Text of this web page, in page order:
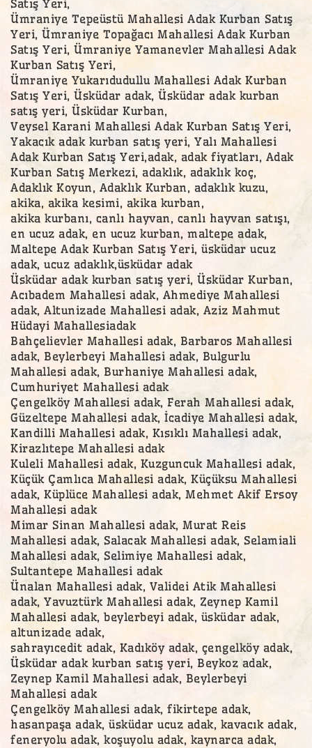
Satış Yeri,
Ümraniye Tepeüstü Mahallesi Adak Kurban Satış
Yeri, Ümraniye Topağacı Mahallesi Adak Kurban
Satış Yeri, Ümraniye Yamanevler Mahallesi Adak
Kurban Satış Yeri,
Ümraniye Yukarıdudullu Mahallesi Adak Kurban
Satış Yeri, Üsküdar adak, Üsküdar adak kurban
satış yeri, Üsküdar Kurban,
Veysel Karani Mahallesi Adak Kurban Satış Yeri,
Yakacık adak kurban satış yeri, Yalı Mahallesi
Adak Kurban Satış Yeri,adak, adak fiyatları, Adak
Kurban Satış Merkezi, adaklık, adaklık koç,
Adaklık Koyun, Adaklık Kurban, adaklık kuzu,
akika, akika kesimi, akika kurban,
akika kurbanı, canlı hayvan, canlı hayvan satışı,
en ucuz adak, en ucuz kurban, maltepe adak,
Maltepe Adak Kurban Satış Yeri, üsküdar ucuz
adak, ucuz adaklık,üsküdar adak
Üsküdar adak kurban satış yeri, Üsküdar Kurban,
Acıbadem Mahallesi adak, Ahmediye Mahallesi
adak, Altunizade Mahallesi adak, Aziz Mahmut
Hüdayi Mahallesiadak
Bahçelievler Mahallesi adak, Barbaros Mahallesi
adak, Beylerbeyi Mahallesi adak, Bulgurlu
Mahallesi adak, Burhaniye Mahallesi adak,
Cumhuriyet Mahallesi adak
Çengelköy Mahallesi adak, Ferah Mahallesi adak,
Güzeltepe Mahallesi adak, İcadiye Mahallesi adak,
Kandilli Mahallesi adak, Kısıklı Mahallesi adak,
Kirazlıtepe Mahallesi adak
Kuleli Mahallesi adak, Kuzguncuk Mahallesi adak,
Küçük Çamlıca Mahallesi adak, Küçüksu Mahallesi
adak, Küplüce Mahallesi adak, Mehmet Akif Ersoy
Mahallesi adak
Mimar Sinan Mahallesi adak, Murat Reis
Mahallesi adak, Salacak Mahallesi adak, Selamiali
Mahallesi adak, Selimiye Mahallesi adak,
Sultantepe Mahallesi adak
Ünalan Mahallesi adak, Validei Atik Mahallesi
adak, Yavuztürk Mahallesi adak, Zeynep Kamil
Mahallesi adak, beylerbeyi adak, üsküdar adak,
altunizade adak,
sahrayıcedit adak, Kadıköy adak, çengelköy adak,
Üsküdar adak kurban satış yeri, Beykoz adak,
Zeynep Kamil Mahallesi adak, Beylerbeyi
Mahallesi adak
Çengelköy Mahallesi adak, fikirtepe adak,
hasanpaşa adak, üsküdar ucuz adak, kavacık adak,
feneryolu adak, koşuyolu adak, kaynarca adak,